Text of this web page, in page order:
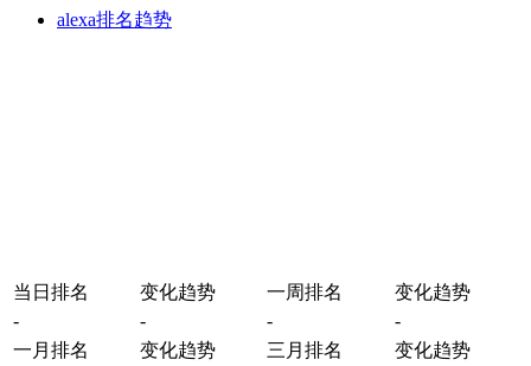
alexa排名趋势
当日排名 变化趋势 一周排名
变化趋势
-
- -
-
一月排名
变化趋势 三月排名
变化趋势